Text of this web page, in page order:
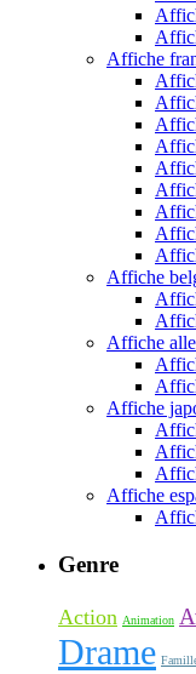
Affiche
Affiche
Affiche
Affiche
Affiche
Genre
Action Animation
Drame